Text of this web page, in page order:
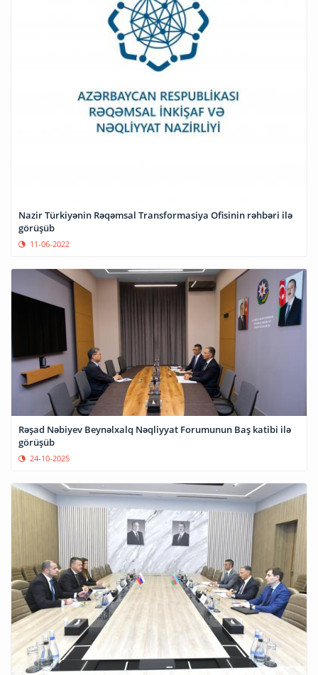
Nazir Türkiyənin Rəqəmsal Transformasiya Ofisinin rəhbəri ilə
görüşüb
11-06-2022
Rəşad Nəbiyev Beynəlxalq Nəqliyyat Forumunun Baş katibi ilə
görüşüb
24-10-2025